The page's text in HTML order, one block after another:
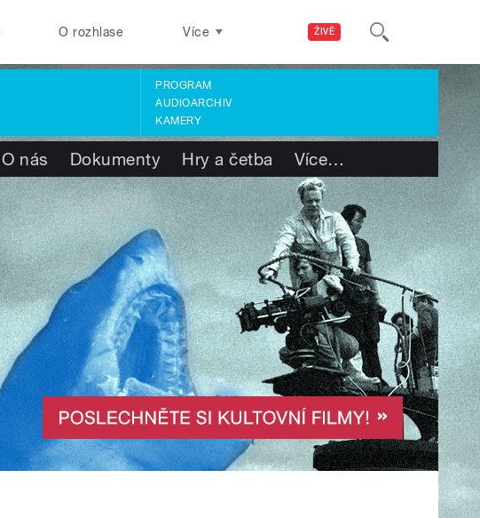
ŽIVĚ
O rozhlase Více
PROGRAM
AUDIOARCHIV
KAMERY
O nás Dokumenty Hry a četba Více…